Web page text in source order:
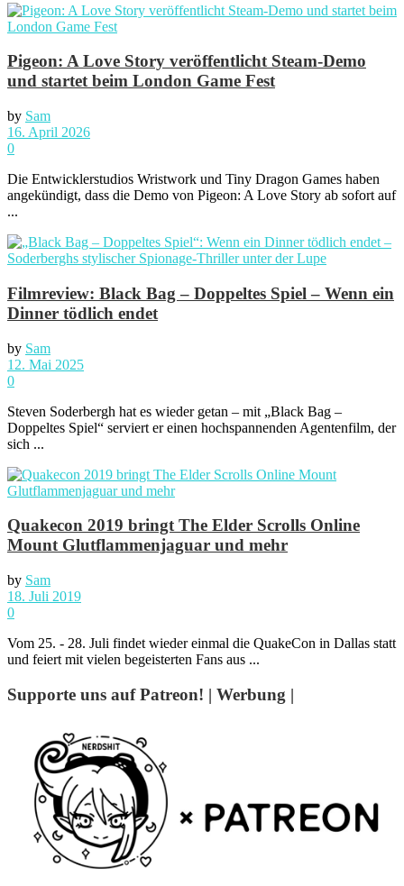
Pigeon: A Love Story veröffentlicht Steam-Demo
und startet beim London Game Fest
by Sam
16. April 2026
0
Die Entwicklerstudios Wristwork und Tiny Dragon Games haben
angekündigt, dass die Demo von Pigeon: A Love Story ab sofort auf
...
Filmreview: Black Bag – Doppeltes Spiel – Wenn ein
Dinner tödlich endet
by Sam
12. Mai 2025
0
Steven Soderbergh hat es wieder getan – mit „Black Bag –
Doppeltes Spiel“ serviert er einen hochspannenden Agentenfilm, der
sich ...
Quakecon 2019 bringt The Elder Scrolls Online
Mount Glutflammenjaguar und mehr
by Sam
18. Juli 2019
0
Vom 25. - 28. Juli findet wieder einmal die QuakeCon in Dallas statt
und feiert mit vielen begeisterten Fans aus ...
Supporte uns auf Patreon! | Werbung |